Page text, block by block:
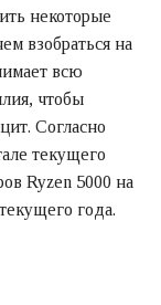
некоторые
взобраться на
всю
чтобы
Согласно
текущего
Ryzen 5000 на
года.